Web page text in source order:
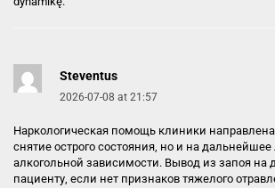
Steventus
2026-07-08 at 21:57
Наркологическая помощь клиники
снятие острого состояния, но и на
алкогольной зависимости. Вывод из запоя на
пациенту, если нет признаков тяжелого